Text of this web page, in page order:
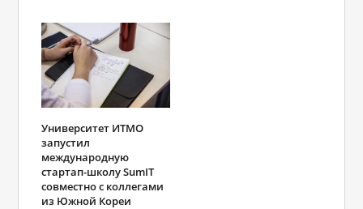
Университет ИТМО
запустил
международную
стартап-школу SumIT
совместно с коллегами
из Южной Кореи